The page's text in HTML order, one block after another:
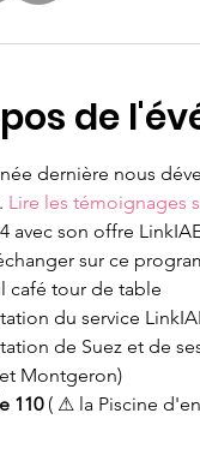
de
dernière nous
Lire les témoignages
avec son offre
sur ce
café tour de table
du service
de Suez et de
Montgeron)
110 ( ⚠ la Piscine